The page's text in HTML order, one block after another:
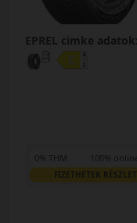
EPREL cimke adatok:
0% THM 100% online
FIZETHETEK